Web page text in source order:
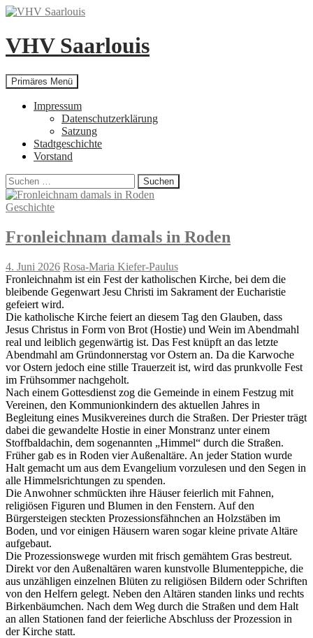
Zum
springen
VHV Saarlouis
Suchen
Primäres Menü
Impressum
Datenschutzerklärung
Satzung
Stadtgeschichte
Vorstand
Suchen
nach:
Geschichte
Fronleichnam damals in Roden
4. Juni 2026 Rosa-Maria Kiefer-Paulus
Fronleichnahm ist ein Fest der katholischen Kirche, bei dem die
bleibende Gegenwart Jesu Christi im Sakrament der Eucharistie
gefeiert wird.
Die katholische Kirche feiert an diesem Tag den Glauben, dass
Jesus Christus in Form von Brot (Hostie) und Wein im Abendmahl
real und leiblich gegenwärtig ist. Das Fest knüpft an das letzte
Abendmahl am Gründonnerstag vor Ostern an. Da die Karwoche
vor Ostern jedoch eine stille Trauerzeit ist, wird das prunkvolle Fest
im Frühsommer nachgeholt.
Nach einem Gottesdienst zog die Gemeinde in einem Festzug mit
Vereinen, den Kommunionkindern des aktuellen Jahres in
Begleitung eines Musikvereines durch die Straßen. Der Priester trägt
dabei die gewandelte Hostie in einer Monstranz unter einem
Stoffbaldachin, dem sogenannten „Himmel“ durch die Straßen.
Früher gab es in Roden vier Außenaltäre. An jeder Station wurde
Halt gemacht um aus dem Evangelium vorzulesen und den Segen in
alle Himmelsrichtungen zu spenden.
Die Anwohner schmückten ihre Häuser feierlich mit Fahnen,
religiösen Figuren und Blumen in den Fenstern. Auf den
Bürgersteigen steckten Prozessionsfähnchen an Holzstäben im
Boden, und vor einigen Häusern waren sogar kleine private Altäre
aufgebaut.
Die Prozessionswege wurden mit frisch gemähtem Gras bestreut.
Direkt vor den Außenaltären waren kunstvolle Blumenteppiche, die
aus unzähligen einzelnen Blüten zu religiösen Bildern oder Schriften
von den Helfern gelegt. Neben den Altären standen links und rechts
Birkenbäumchen. Nach dem Weg durch die Straßen und dem Halt
an allen Stationen fand der feierliche Abschluss der Prozession in
der Kirche statt.